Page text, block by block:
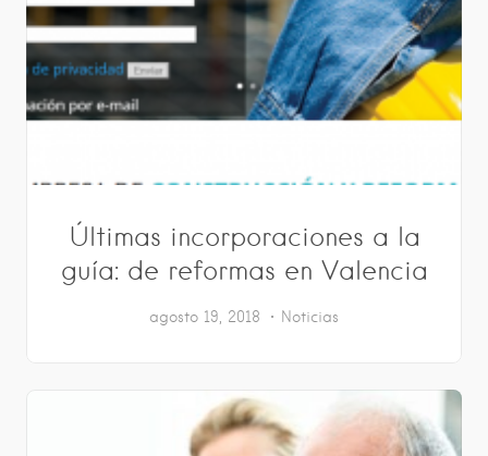
Últimas incorporaciones a la
guía: de reformas en Valencia
agosto 19, 2018 Noticias